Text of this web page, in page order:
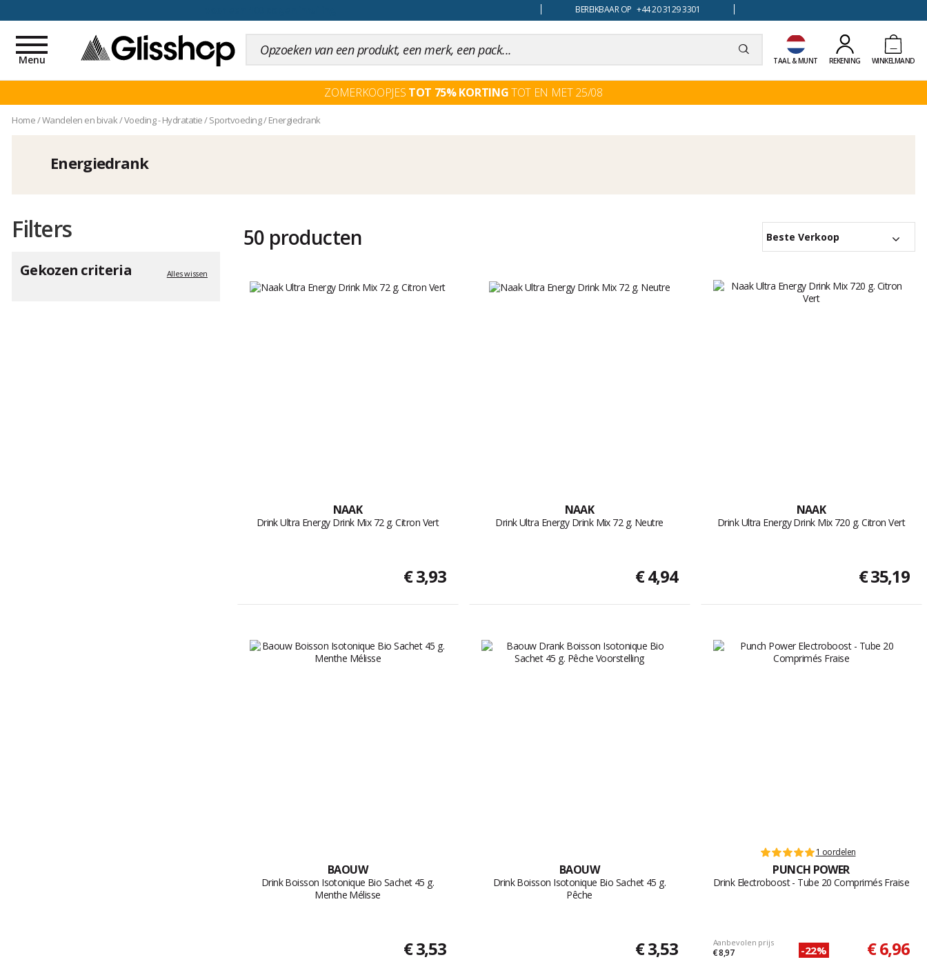
BEREIKBAAR OP +44 20 3129 3301
TAAL & MUNT REKENING WINKELMAND
Toggle
navigation
Menu
ZOMERKOOPJES TOT 75% KORTINGTOT EN MET 25/08
Home/Wandelen en bivak/Voeding - Hydratatie/Sportvoeding/Energiedrank
Energiedrank
Filters
Gekozen criteria Alles wissen
50 producten Beste Verkoop
NAAK
Drink Ultra Energy Drink Mix 72 g. Citron Vert
€ 3,93
NAAK
Drink Ultra Energy Drink Mix 72 g. Neutre
€ 4,94
NAAK
Drink Ultra Energy Drink Mix 720 g. Citron Vert
€ 35,19
BAOUW
Drink Boisson Isotonique Bio Sachet 45 g.
Menthe Mélisse
€ 3,53
BAOUW
Drink Boisson Isotonique Bio Sachet 45 g.
Pêche
€ 3,53
1 oordelen
PUNCH POWER
Drink Electroboost - Tube 20 Comprimés Fraise
Aanbevolen prijs
€ 8,97 -22% € 6,96